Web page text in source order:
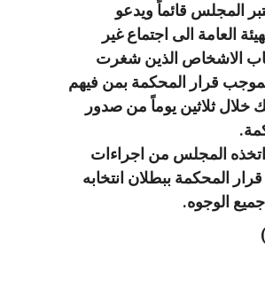
المجلس قائماً ويدعو
العامة الى اجتماع غير
الاشخاص الذين شغرت
قرار المحكمة بمن فيهم
خلال ثلاثين يوماً من صدور
اتخذه المجلس من اجراءات
المحكمة ببطلان انتخابه
الوجوه.